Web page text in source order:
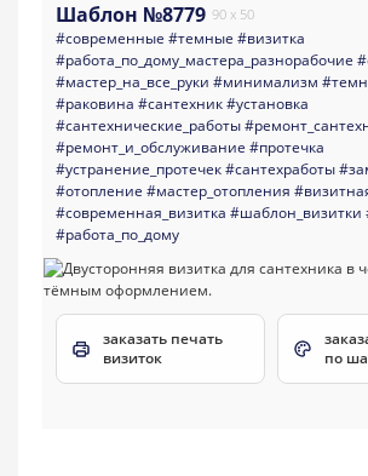
Шаблон №8779 90 x 50
#современные #темные #визитка
#работа_по_дому_мастера_разнорабочие
#мастер_на_все_руки #минимализм
#раковина #сантехник#установка
#сантехнические_работы
#ремонт_и_обслуживание #протечка
#устранение_протечек#сантехработы
#отопление #мастер_отопления
#современная_визитка #шаблон_визитки
#работа_по_дому
заказать печать
визиток
по